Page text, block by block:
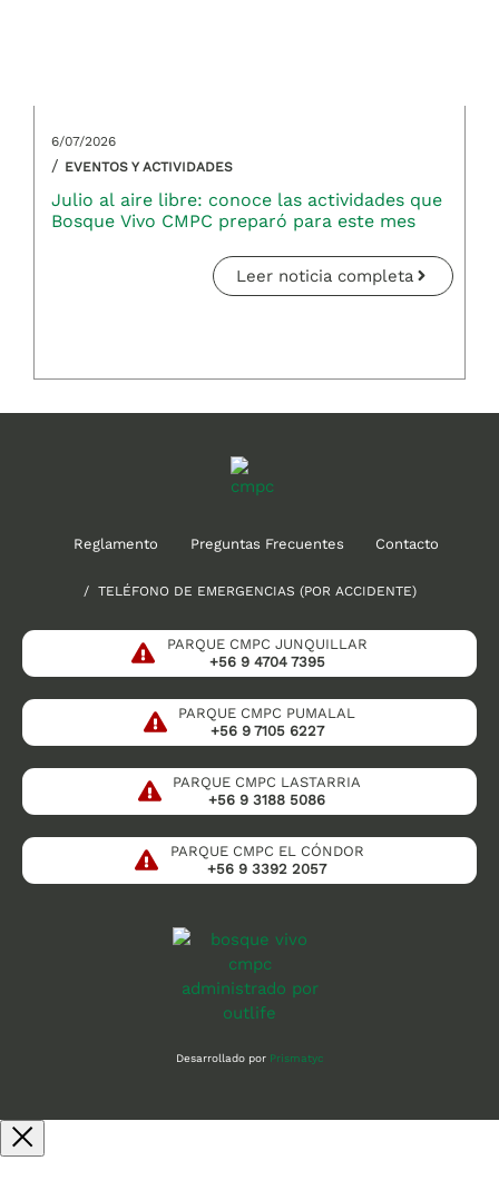
6/07/2026
/ EVENTOS Y ACTIVIDADES
Julio al aire libre: conoce las actividades que
Bosque Vivo CMPC preparó para este mes
Leer noticia completa
Reglamento Preguntas Frecuentes Contacto
/ TELÉFONO DE EMERGENCIAS (POR ACCIDENTE)
PARQUE CMPC JUNQUILLAR
+56 9 4704 7395
PARQUE CMPC PUMALAL
+56 9 7105 6227
PARQUE CMPC LASTARRIA
+56 9 3188 5086
PARQUE CMPC EL CÓNDOR
+56 9 3392 2057
Desarrollado por Prismatyc